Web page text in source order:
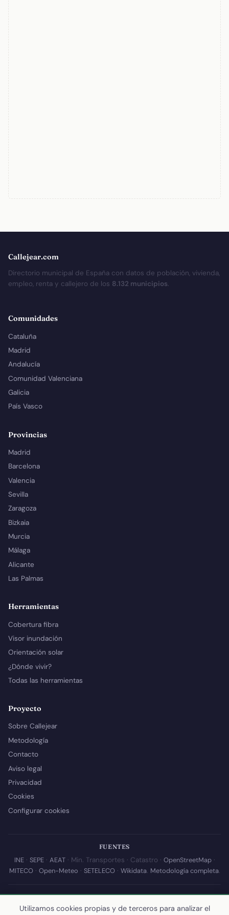
Callejear.com
Directorio municipal de España con datos de población, vivienda,
empleo, renta y callejero de los 8.132 municipios.
Comunidades
Cataluña
Madrid
Andalucía
Comunidad Valenciana
Galicia
País Vasco
Provincias
Madrid
Barcelona
Valencia
Sevilla
Zaragoza
Bizkaia
Murcia
Málaga
Alicante
Las Palmas
Herramientas
Cobertura fibra
Visor inundación
Orientación solar
¿Dónde vivir?
Todas las herramientas
Proyecto
Sobre Callejear
Metodología
Contacto
Aviso legal
Privacidad
Cookies
Configurar cookies
FUENTES
INE· SEPE· AEAT· Min. Transportes · Catastro · OpenStreetMap·
MITECO· Open-Meteo · SETELECO· Wikidata. Metodología completa.
© 2026 Callejear.com — Directorio municipal de España con datos
abiertos. Desarrollado y mantenido porYoel Castaño.
Utilizamos cookies propias y de terceros para analizar el